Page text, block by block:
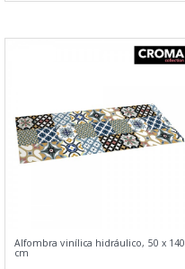
Alfombra vinílica hidráulico, 50 x 140
cm